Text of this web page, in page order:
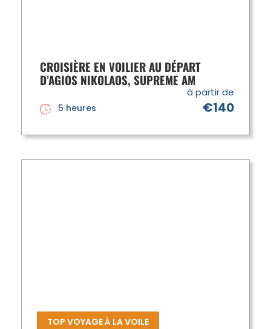
CROISIÈRE EN VOILIER AU DÉPART
D’AGIOS NIKOLAOS, SUPREME AM
à partir de
€140
5 heures
TOP VOYAGE À LA VOILE